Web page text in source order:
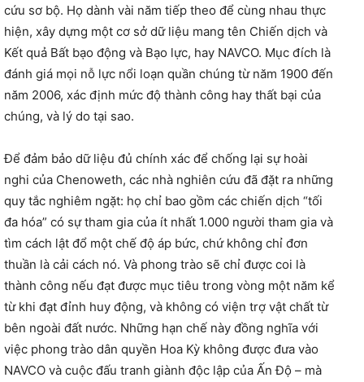
cứu sơ bộ. Họ dành vài năm tiếp theo để cùng nhau thực
hiện, xây dựng một cơ sở dữ liệu mang tên Chiến dịch và
Kết quả Bất bạo động và Bạo lực, hay NAVCO. Mục đích là
đánh giá mọi nỗ lực nổi loạn quần chúng từ năm 1900 đến
năm 2006, xác định mức độ thành công hay thất bại của
chúng, và lý do tại sao.
Để đảm bảo dữ liệu đủ chính xác để chống lại sự hoài
nghi của Chenoweth, các nhà nghiên cứu đã đặt ra những
quy tắc nghiêm ngặt: họ chỉ bao gồm các chiến dịch “tối
đa hóa” có sự tham gia của ít nhất 1.000 người tham gia và
tìm cách lật đổ một chế độ áp bức, chứ không chỉ đơn
thuần là cải cách nó. Và phong trào sẽ chỉ được coi là
thành công nếu đạt được mục tiêu trong vòng một năm kể
từ khi đạt đỉnh huy động, và không có viện trợ vật chất từ
bên ngoài đất nước. Những hạn chế này đồng nghĩa với
việc phong trào dân quyền Hoa Kỳ không được đưa vào
NAVCO và cuộc đấu tranh giành độc lập của Ấn Độ – mà